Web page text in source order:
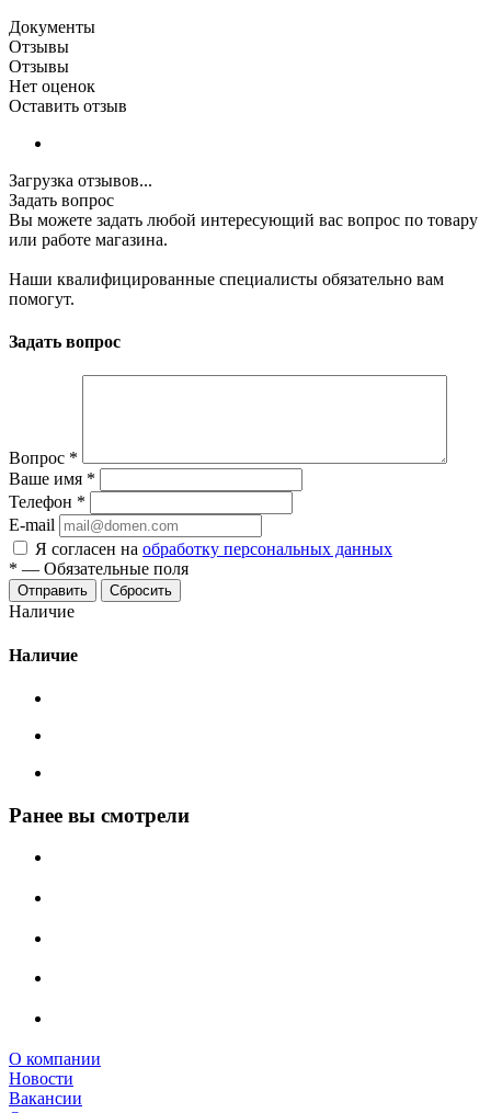
Документы
Отзывы
Отзывы
Нет оценок
Оставить отзыв
Загрузка отзывов...
Задать вопрос
Вы можете задать любой интересующий вас вопрос по товару
или работе магазина.
Наши квалифицированные специалисты обязательно вам
помогут.
Задать вопрос
Вопрос *
Ваше имя *
Телефон *
E-mail
Я согласен на обработку персональных данных
* — Обязательные поля
Сбросить
Наличие
Наличие
Ранее вы смотрели
О компании
Новости
Вакансии